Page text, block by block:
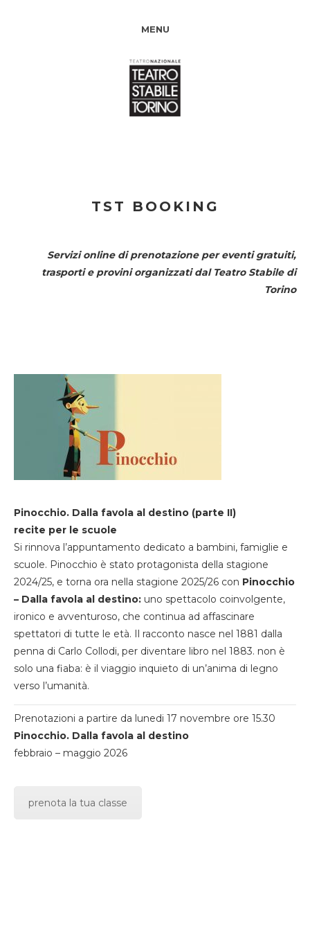
MENU
TST BOOKING
Servizi online di prenotazione per eventi gratuiti,
trasporti e provini organizzati dal Teatro Stabile di
Torino
Pinocchio. Dalla favola al destino (parte II)
recite per le scuole
Si rinnova l’appuntamento dedicato a bambini, famiglie e
scuole. Pinocchio è stato protagonista della stagione
2024/25, e torna ora nella stagione 2025/26 con Pinocchio
– Dalla favola al destino: uno spettacolo coinvolgente,
ironico e avventuroso, che continua ad affascinare
spettatori di tutte le età. Il racconto nasce nel 1881 dalla
penna di Carlo Collodi, per diventare libro nel 1883. non è
solo una fiaba: è il viaggio inquieto di un’anima di legno
verso l’umanità.
Prenotazioni a partire da lunedi 17 novembre ore 15.30
Pinocchio. Dalla favola al destino
febbraio – maggio 2026
prenota la tua classe